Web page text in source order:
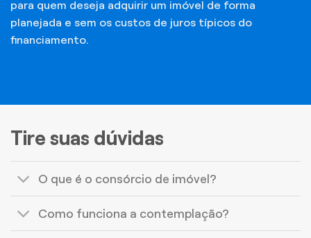
para quem deseja adquirir um imóvel de forma
planejada e sem os custos de juros típicos do
financiamento.
Tire suas dúvidas
O que é o consórcio de imóvel?
Como funciona a contemplação?